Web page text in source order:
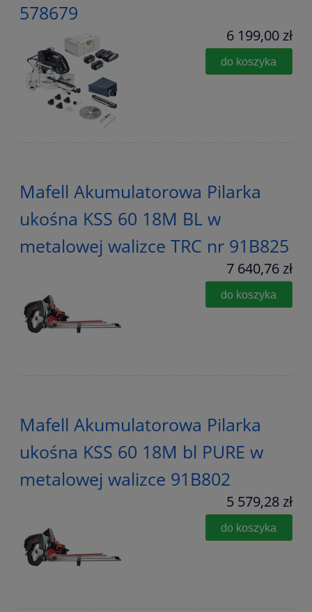
578679
6 199,00 zł
do koszyka
Mafell Akumulatorowa Pilarka
ukośna KSS 60 18M BL w
metalowej walizce TRC nr 91B825
7 640,76 zł
do koszyka
Mafell Akumulatorowa Pilarka
ukośna KSS 60 18M bl PURE w
metalowej walizce 91B802
5 579,28 zł
do koszyka